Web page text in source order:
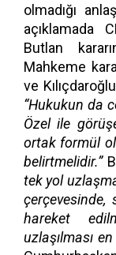
olmadığı
açıklamada
Butlan
Mahkeme
ve
“Hukukun da
Özel ile
ortak formül
belirtmelidir.”
tek yol
çerçevesinde,
hareket
uzlaşılması